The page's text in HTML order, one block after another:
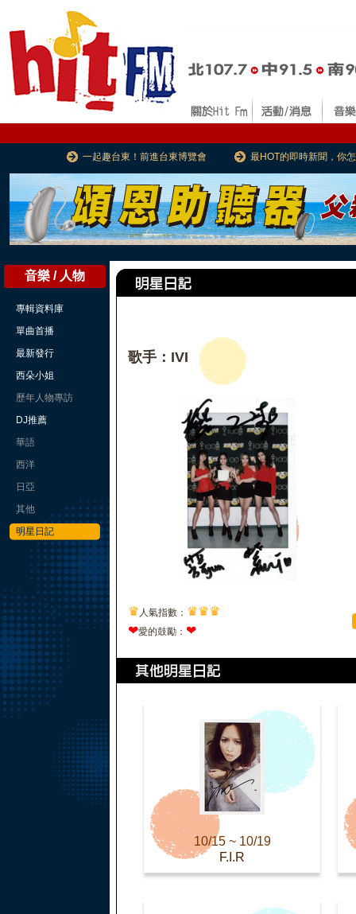
一起趣台東！前進台東博覽會 最HOT的即時新聞，你
音樂 / 人物
專輯資料庫
單曲首播
最新發行
西朵小姐
歷年人物專訪
DJ推薦
華語
西洋
日亞
其他
明星日記
歌手：IVI
♛ 人氣指數： ♛♛♛
❤愛的鼓勵： ❤
10/15 ~ 10/19
F.I.R